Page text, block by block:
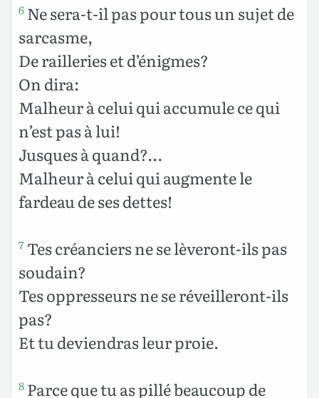
6 Ne sera-t-il pas pour tous un sujet de
sarcasme,
De railleries et d’énigmes?
On dira:
Malheur à celui qui accumule ce qui
n’est pas à lui!
Jusques à quand?…
Malheur à celui qui augmente le
fardeau de ses dettes!
7 Tes créanciers ne se lèveront-ils pas
soudain?
Tes oppresseurs ne se réveilleront-ils
pas?
Et tu deviendras leur proie.
8 Parce que tu as pillé beaucoup de